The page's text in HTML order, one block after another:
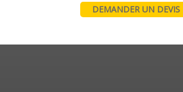
DEMANDER UN DEVIS